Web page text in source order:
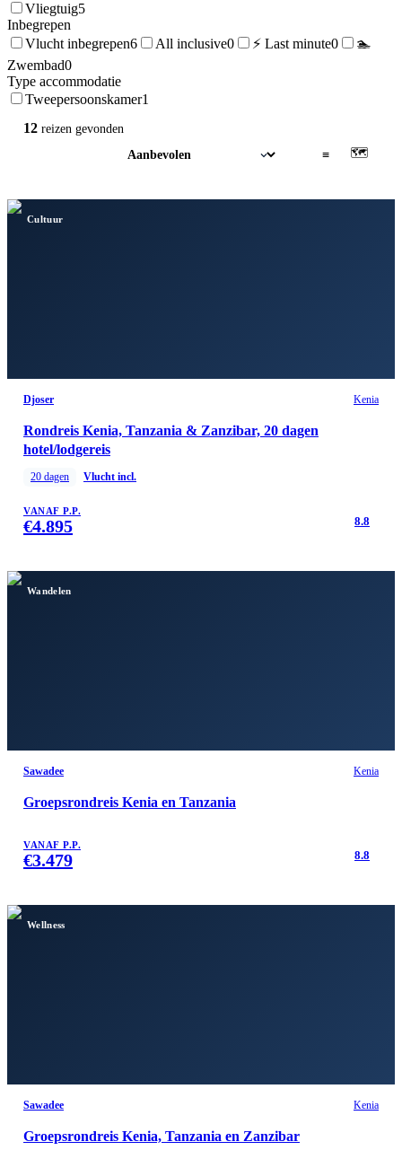
Vliegtuig5
Inbegrepen
Vlucht inbegrepen6 All inclusive0 ⚡ Last minute0
🏊
Zwembad0
Type accommodatie
Tweepersoonskamer1
12 reizen gevonden
≡ 🗺
Cultuur
Djoser Kenia
Rondreis Kenia, Tanzania & Zanzibar, 20 dagen
hotel/lodgereis
20 dagen Vlucht incl.
VANAF P.P.
€4.895 8.8
Wandelen
Sawadee Kenia
Groepsrondreis Kenia en Tanzania
VANAF P.P.
€3.479 8.8
Wellness
Sawadee Kenia
Groepsrondreis Kenia, Tanzania en Zanzibar